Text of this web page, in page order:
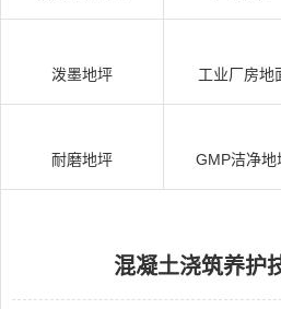
泼墨地坪 工业厂房地
耐磨地坪 GMP洁净地
混凝土浇筑养护